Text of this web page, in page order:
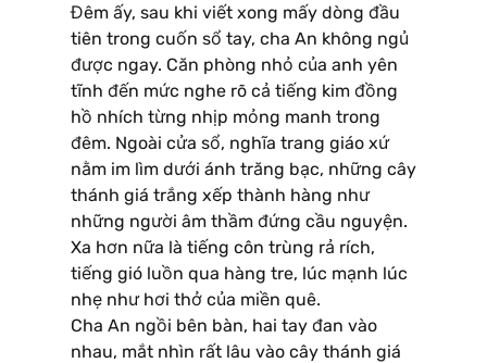
Đêm ấy, sau khi viết xong mấy dòng đầu
tiên trong cuốn sổ tay, cha An không ngủ
được ngay. Căn phòng nhỏ của anh yên
tĩnh đến mức nghe rõ cả tiếng kim đồng
hồ nhích từng nhịp mỏng manh trong
đêm. Ngoài cửa sổ, nghĩa trang giáo xứ
nằm im lìm dưới ánh trăng bạc, những cây
thánh giá trắng xếp thành hàng như
những người âm thầm đứng cầu nguyện.
Xa hơn nữa là tiếng côn trùng rả rích,
tiếng gió luồn qua hàng tre, lúc mạnh lúc
nhẹ như hơi thở của miền quê.
Cha An ngồi bên bàn, hai tay đan vào
nhau, mắt nhìn rất lâu vào cây thánh giá